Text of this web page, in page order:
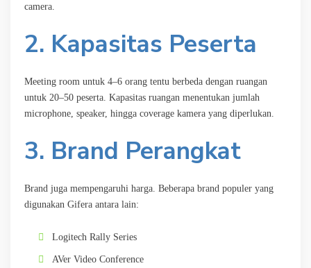
camera.
2. Kapasitas Peserta
Meeting room untuk 4–6 orang tentu berbeda dengan ruangan
untuk 20–50 peserta. Kapasitas ruangan menentukan jumlah
microphone, speaker, hingga coverage kamera yang diperlukan.
3. Brand Perangkat
Brand juga mempengaruhi harga. Beberapa brand populer yang
digunakan Gifera antara lain:
Logitech Rally Series
AVer Video Conference